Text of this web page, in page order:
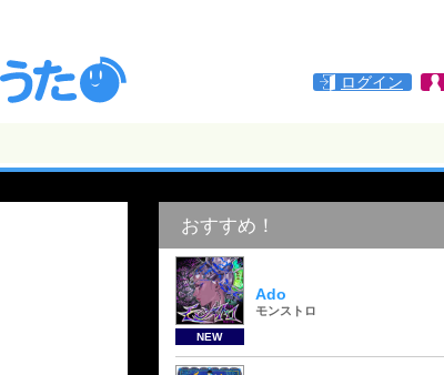
ログイン
おすすめ！
NEW
Ado
モンストロ